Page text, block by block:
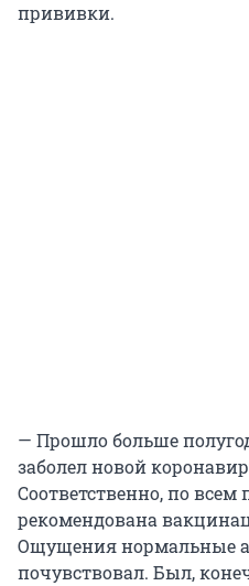
прививки.
— Прошло больше
заболел новой
Соответственно, по
рекомендована
Ощущения нормальные
почувствовал. Был,